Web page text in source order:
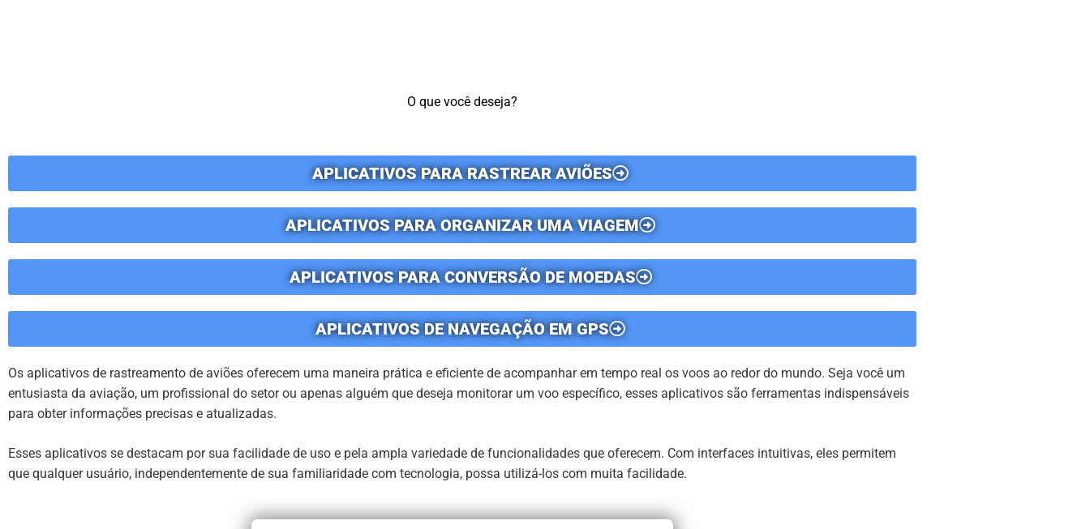
O que você deseja?
APLICATIVOS PARA RASTREAR AVIÕES
APLICATIVOS PARA ORGANIZAR UMA VIAGEM
APLICATIVOS PARA CONVERSÃO DE MOEDAS
APLICATIVOS DE NAVEGAÇÃO EM GPS
Os aplicativos de rastreamento de aviões oferecem uma maneira prática e eficiente de acompanhar em tempo real os voos ao redor do mundo. Seja você um
entusiasta da aviação, um profissional do setor ou apenas alguém que deseja monitorar um voo específico, esses aplicativos são ferramentas indispensáveis
para obter informações precisas e atualizadas.
Esses aplicativos se destacam por sua facilidade de uso e pela ampla variedade de funcionalidades que oferecem. Com interfaces intuitivas, eles permitem
que qualquer usuário, independentemente de sua familiaridade com tecnologia, possa utilizá-los com muita facilidade.